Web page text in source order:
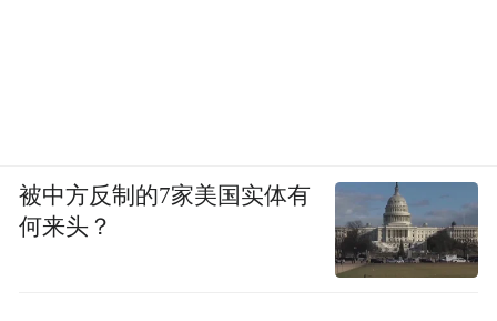
被中方反制的7家美国实体有
何来头？